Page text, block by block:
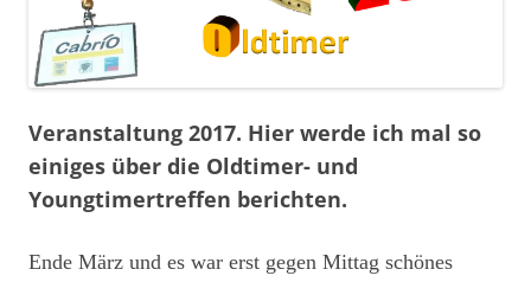
Veranstaltung 2017. Hier werde ich mal so
einiges über die Oldtimer- und
Youngtimertreffen berichten.
Ende März und es war erst gegen Mittag schönes